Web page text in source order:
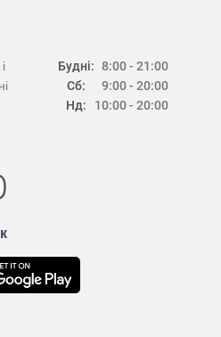
Будні:
Сб:
Нд:
8:00 - 21:00
9:00 - 20:00
10:00 - 20:00